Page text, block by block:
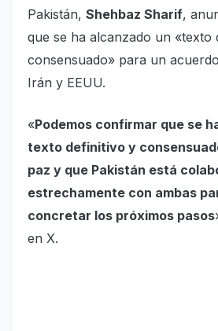
Pakistán, Shehbaz Sharif,
que se ha alcanzado un «texto
consensuado» para un
Irán y EEUU.
«Podemos confirmar que se
texto definitivo y
paz y que Pakistán está
estrechamente con ambas
concretar los próximos pasos
en X.